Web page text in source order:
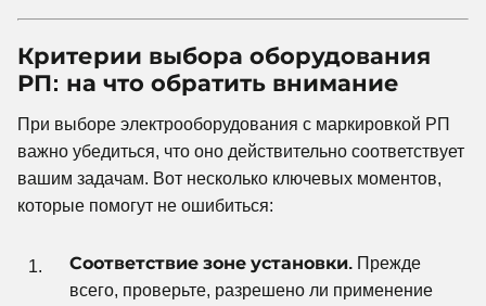
Критерии выбора оборудования
РП: на что обратить внимание
При выборе электрооборудования с маркировкой РП
важно убедиться, что оно действительно соответствует
вашим задачам. Вот несколько ключевых моментов,
которые помогут не ошибиться:
Соответствие зоне установки. Прежде
всего, проверьте, разрешено ли применение